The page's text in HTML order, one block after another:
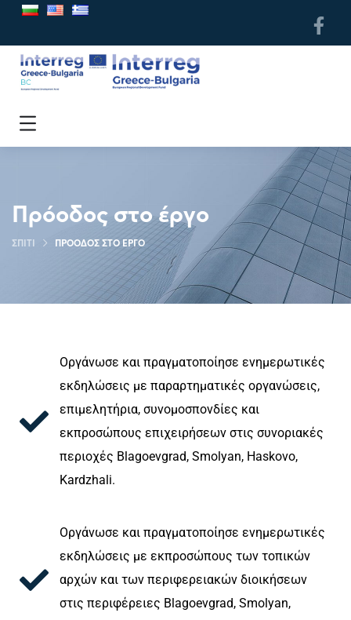
Πρόοδος στο έργο
ΣΠΊΤΙ ΠΡΌΟΔΟΣ ΣΤΟ ΈΡΓΟ
Οργάνωσε και πραγματοποίησε ενημερωτικές
εκδηλώσεις με παραρτηματικές οργανώσεις,
επιμελητήρια, συνομοσπονδίες και
εκπροσώπους επιχειρήσεων στις συνοριακές
περιοχές Blagoevgrad, Smolyan, Haskovo,
Kardzhali.
Οργάνωσε και πραγματοποίησε ενημερωτικές
εκδηλώσεις με εκπροσώπους των τοπικών
αρχών και των περιφερειακών διοικήσεων
στις περιφέρειες Blagoevgrad, Smolyan,